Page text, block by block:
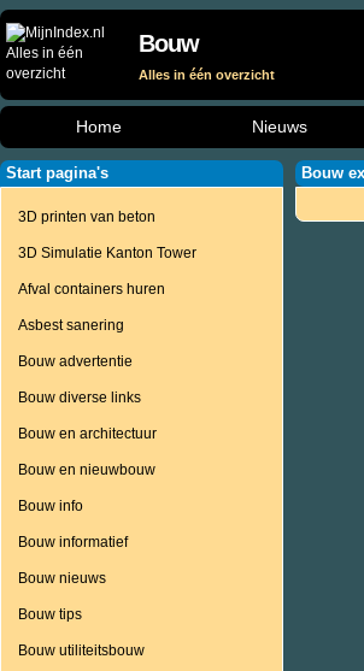
Bouw
Alles in één overzicht
Home Nieuws
Start pagina's
3D printen van beton
3D Simulatie Kanton Tower
Afval containers huren
Asbest sanering
Bouw advertentie
Bouw diverse links
Bouw en architectuur
Bouw en nieuwbouw
Bouw info
Bouw informatief
Bouw nieuws
Bouw tips
Bouw utiliteitsbouw
Bouw